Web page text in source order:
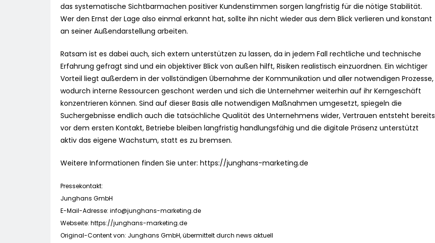
das systematische Sichtbarmachen positiver Kundenstimmen sorgen langfristig für die nötige Stabilität.
Wer den Ernst der Lage also einmal erkannt hat, sollte ihn nicht wieder aus dem Blick verlieren und konstant
an seiner Außendarstellung arbeiten.
Ratsam ist es dabei auch, sich extern unterstützen zu lassen, da in jedem Fall rechtliche und technische
Erfahrung gefragt sind und ein objektiver Blick von außen hilft, Risiken realistisch einzuordnen. Ein wichtiger
Vorteil liegt außerdem in der vollständigen Übernahme der Kommunikation und aller notwendigen Prozesse,
wodurch interne Ressourcen geschont werden und sich die Unternehmer weiterhin auf ihr Kerngeschäft
konzentrieren können. Sind auf dieser Basis alle notwendigen Maßnahmen umgesetzt, spiegeln die
Suchergebnisse endlich auch die tatsächliche Qualität des Unternehmens wider, Vertrauen entsteht bereits
vor dem ersten Kontakt, Betriebe bleiben langfristig handlungsfähig und die digitale Präsenz unterstützt
aktiv das eigene Wachstum, statt es zu bremsen.
Weitere Informationen finden Sie unter: https://junghans-marketing.de
Pressekontakt:
Junghans GmbH
E-Mail-Adresse: info@junghans-marketing.de
Webseite: https://junghans-marketing.de
Original-Content von: Junghans GmbH, übermittelt durch news aktuell